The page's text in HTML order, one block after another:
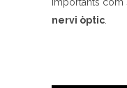
nervi òptic